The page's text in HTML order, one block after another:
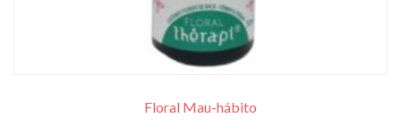
Floral Mau-hábito